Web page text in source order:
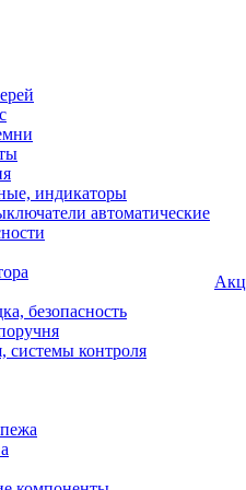
индикаторы
автоматические
безопасность
системы контроля